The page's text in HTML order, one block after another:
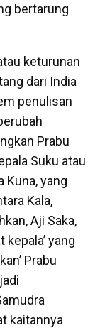
bertarung
keturunan
dari India
penulisan
Prabu
Suku atau
Kuna, yang
Kala,
Aji Saka,
kepala’ yang
Prabu
kaitannya